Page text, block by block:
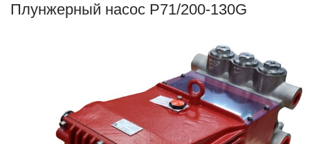
Плунжерный насос P71/200-130G